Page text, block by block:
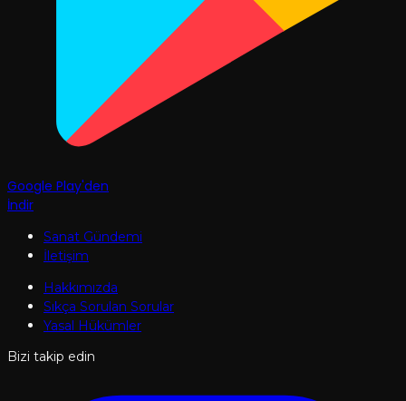
Google Play'den
İndir
Sanat Gündemi
İletişim
Hakkımızda
Sıkça Sorulan Sorular
Yasal Hükümler
Bizi takip edin